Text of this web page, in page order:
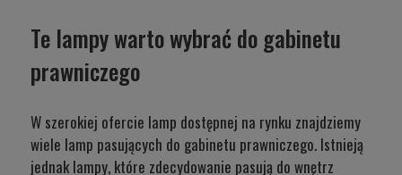
Te lampy warto wybrać do gabinetu
prawniczego
W szerokiej ofercie lamp dostępnej na rynku znajdziemy
wiele lamp pasujących do gabinetu prawniczego. Istnieją
jednak lampy, które zdecydowanie pasują do wnętrz